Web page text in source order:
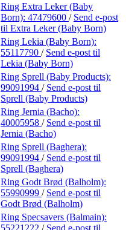
Ring Extra Leker (Baby
Born): 47479600 / Send e-post
til Extra Leker (Baby Born)
Ring Lekia (Baby Born):
55117790 / Send e-post til
Lekia (Baby Born)
Ring Sprell (Baby Products):
99091994 / Send e-post til
Sprell (Baby Products)
Ring Jernia (Bacho):
40005958 / Send e-post til
Jernia (Bacho)
Ring Sprell (Baghera):
99091994 / Send e-post til
Sprell (Baghera)
Ring Godt Brød (Balholm):
55990999 / Send e-post til
Godt Brød (Balholm)
Ring Specsavers (Balmain):
55221222 / Send e-post til